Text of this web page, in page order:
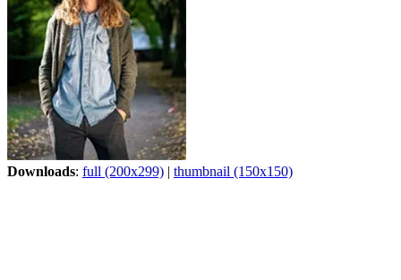
Downloads: full (200x299) | thumbnail (150x150)